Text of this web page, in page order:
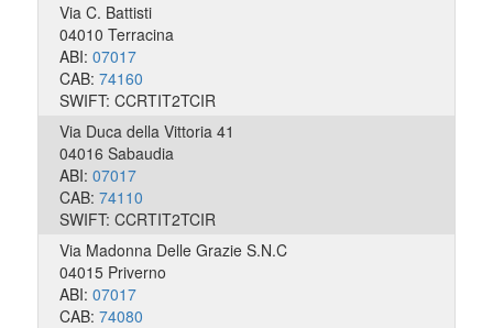
Via C. Battisti
04010 Terracina
ABI: 07017
CAB: 74160
SWIFT: CCRTIT2TCIR
Via Duca della Vittoria 41
04016 Sabaudia
ABI: 07017
CAB: 74110
SWIFT: CCRTIT2TCIR
Via Madonna Delle Grazie S.N.C
04015 Priverno
ABI: 07017
CAB: 74080